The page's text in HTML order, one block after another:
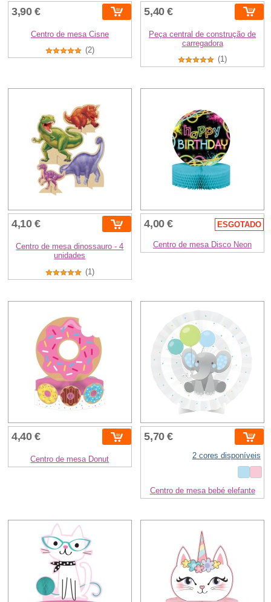
3,90 €
Centro de mesa Cisne
(2)
5,40 €
Peça central de construção de
carregadora
(1)
4,10 €
Centro de mesa dinossauro - 4
unidades
(1)
4,00 € ESGOTADO
Centro de mesa Disco Neon
4,40 €
Centro de mesa Donut
5,70 €
2 cores disponíveis
Centro de mesa bebé elefante